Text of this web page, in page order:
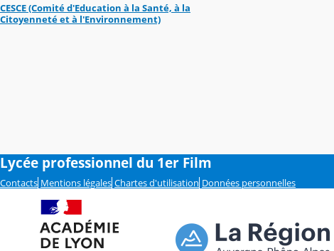
CESCE (Comité d'Education à la Santé, à la
Citoyenneté et à l'Environnement)
Lycée professionnel du 1er Film
Contacts Mentions légales Chartes d'utilisation Données personnelles